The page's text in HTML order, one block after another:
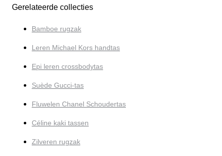
Gerelateerde collecties
Bamboe rugzak
Leren Michael Kors handtas
Epi leren crossbodytas
Suède Gucci-tas
Fluwelen Chanel Schoudertas
Céline kaki tassen
Zilveren rugzak